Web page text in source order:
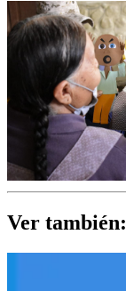
Ver también: